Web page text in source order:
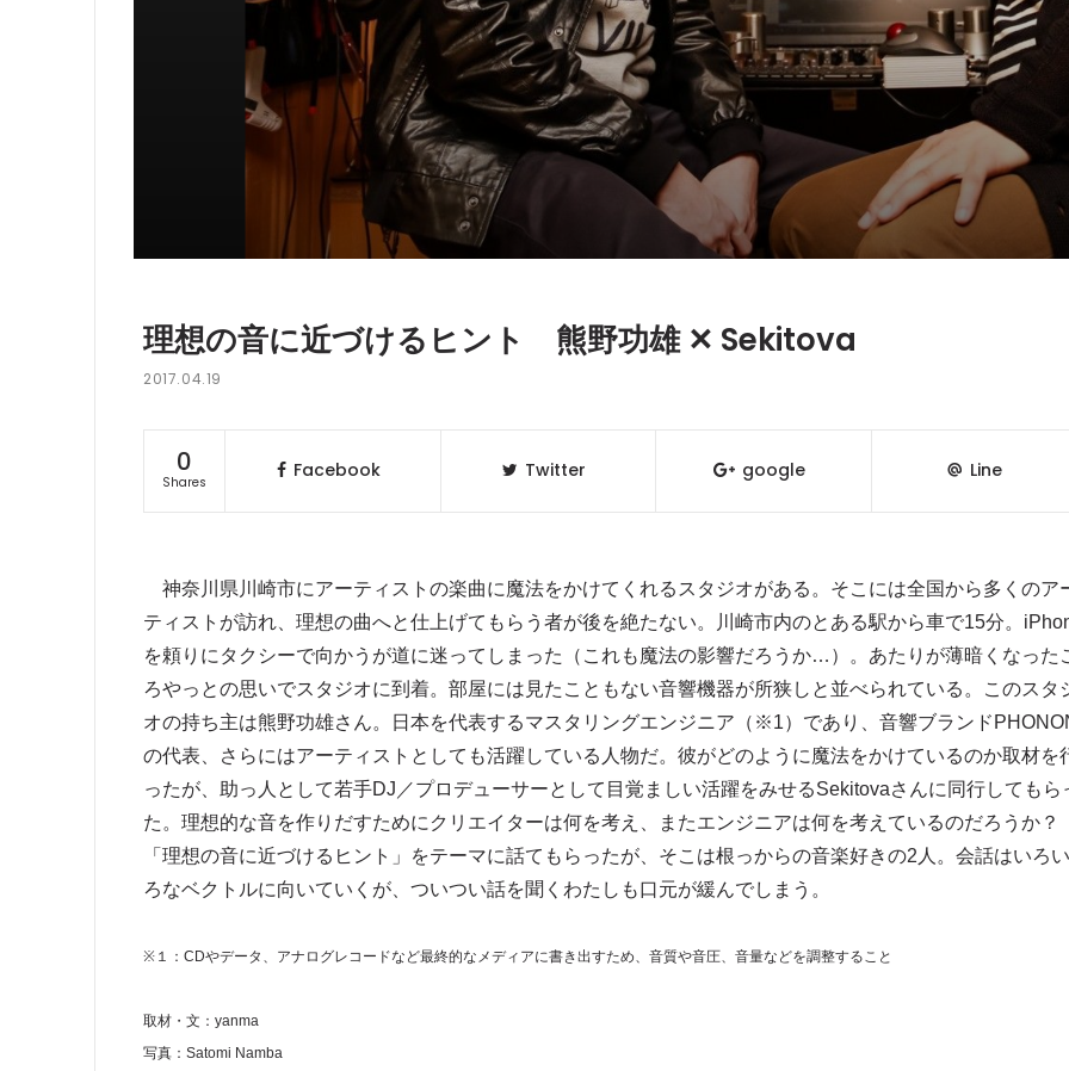
理想の音に近づけるヒント 熊野功雄 ✕ Sekitova
2017.04.19
0
Shares
Facebook Twitter google Line
神奈川県川崎市にアーティストの楽曲に魔法をかけてくれるスタジオがある。そこには全国から多くのア
ティストが訪れ、理想の曲へと仕上げてもらう者が後を絶たない。川崎市内のとある駅から車で15分。
を頼りにタクシーで向かうが道に迷ってしまった（これも魔法の影響だろうか…）。あたりが薄暗くなった
ろやっとの思いでスタジオに到着。部屋には見たこともない音響機器が所狭しと並べられている。このスタ
オの持ち主は熊野功雄さん。日本を代表するマスタリングエンジニア（※1）であり、音響ブランド
の代表、さらにはアーティストとしても活躍している人物だ。彼がどのように魔法をかけているのか取材を
ったが、助っ人として若手DJ／プロデューサーとして目覚ましい活躍をみせるSekitovaさんに同行してもら
た。理想的な音を作りだすためにクリエイターは何を考え、またエンジニアは何を考えているのだろうか？
「理想の音に近づけるヒント」をテーマに話てもらったが、そこは根っからの音楽好きの2人。会話はいろい
ろなベクトルに向いていくが、ついつい話を聞くわたしも口元が緩んでしまう。
※１：CDやデータ、アナログレコードなど最終的なメディアに書き出すため、音質や音圧、音量などを調整すること
取材・文：yanma
写真：Satomi Namba